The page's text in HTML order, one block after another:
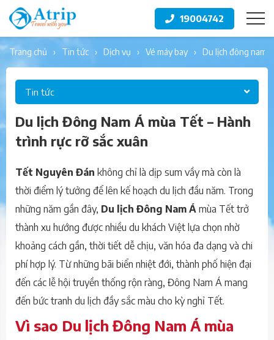
19004742
trang chủ tin tức dịch vụ vé máy bay du lịch đông nam
Tin tức
Du lịch Đông Nam Á mùa Tết – Hành
trình rực rỡ sắc xuân
Tết Nguyên Đán không chỉ là dịp sum vầy mà còn là
thời điểm lý tưởng để lên kế hoạch du lịch đầu năm. Trong
những năm gần đây, Du lịch Đông Nam Á mùa Tết trở
thành xu hướng được nhiều du khách Việt lựa chọn nhờ
khoảng cách gần, thời tiết dễ chịu, văn hóa đa dạng và chi
phí hợp lý. Từ những bãi biển nhiệt đới, thành phố hiện đại
đến các lễ hội truyền thống rộn ràng, Đông Nam Á mang
đến bức tranh du lịch đầy sắc màu cho kỳ nghỉ Tết.
Vì sao Du lịch Đông Nam Á mùa